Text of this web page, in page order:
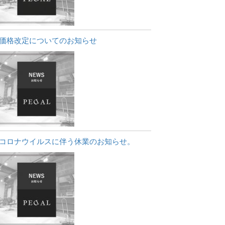
格改定についてのお知らせ
ロナウイルスに伴う休業のお知らせ。